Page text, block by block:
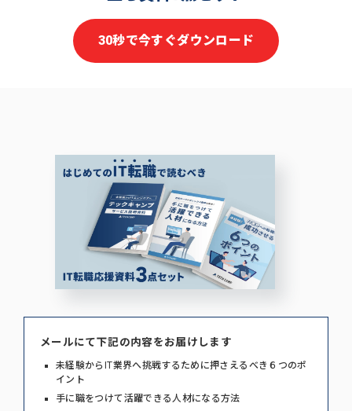
30秒で今すぐダウンロード
メールにて下記の内容をお届けします
未経験からIT業界へ挑戦するために押さえるべき６つのポ
イント
手に職をつけて活躍できる人材になる方法